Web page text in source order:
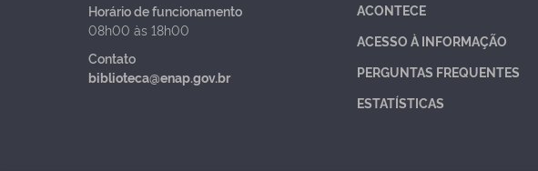
Horário de funcionamento
08h00 às 18h00
Contato
biblioteca@enap.gov.br
ACONTECE
ACESSO À INFORMAÇÃO
PERGUNTAS FREQUENTES
ESTATÍSTICAS